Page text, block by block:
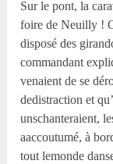
Sur le pont, la
foire de Neuilly !
disposé des
commandant
venaient de se
dedistraction et
unschanteraient,
aaccoutumé, à
tout lemonde